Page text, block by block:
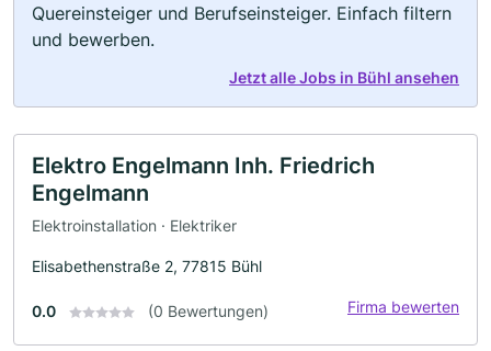
Quereinsteiger und Berufseinsteiger. Einfach filtern
und bewerben.
Jetzt alle Jobs in Bühl ansehen
Elektro Engelmann Inh. Friedrich
Engelmann
Elektroinstallation · Elektriker
Elisabethenstraße 2, 77815 Bühl
0.0 (0 Bewertungen) Firma bewerten